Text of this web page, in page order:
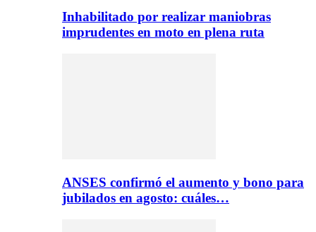
Inhabilitado por realizar maniobras
imprudentes en moto en plena ruta
ANSES confirmó el aumento y bono para
jubilados en agosto: cuáles…